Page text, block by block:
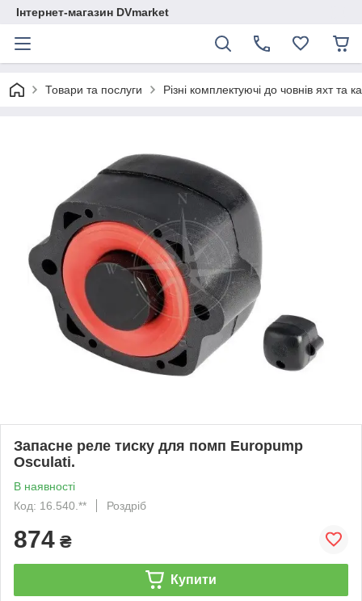
Інтернет-магазин DVmarket
Товари та послуги Різні комплектуючі до човнів яхт та
Запасне реле тиску для помп Europump
Osculati.
В наявності
Код: 16.540.**
Роздріб
874 ₴
Купити